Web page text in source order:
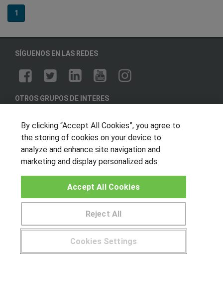
1
SÍGUENOS EN LAS REDES
OTROS GRUPOS DE INTERES
Hablemos de empleo
Locos por las becas
Canal ético
¿Tienes alguna duda? 900 264 357
By clicking “Accept All Cookies”, you agree to
the storing of cookies on your device to
analyze and enhance site navigation and
marketing and display personalized ads
Cookies Settings
Reject All
Accept All Cookies